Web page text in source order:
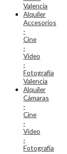
Valencia
Alquiler
Accesorios
·
Cine
·
Vídeo
·
Fotografía
Valencia
Alquiler
Cámaras
·
Cine
·
Vídeo
·
Fotografía